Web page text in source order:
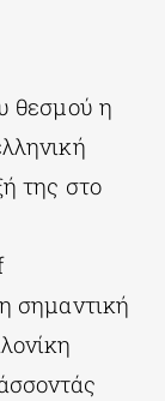
θεσμού η
της στο
σημαντική